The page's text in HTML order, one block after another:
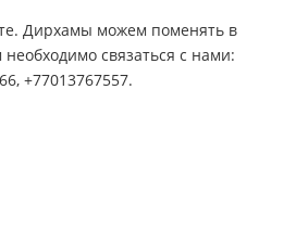
Дирхамы можем поменять в
связаться с нами:
+77013767557.